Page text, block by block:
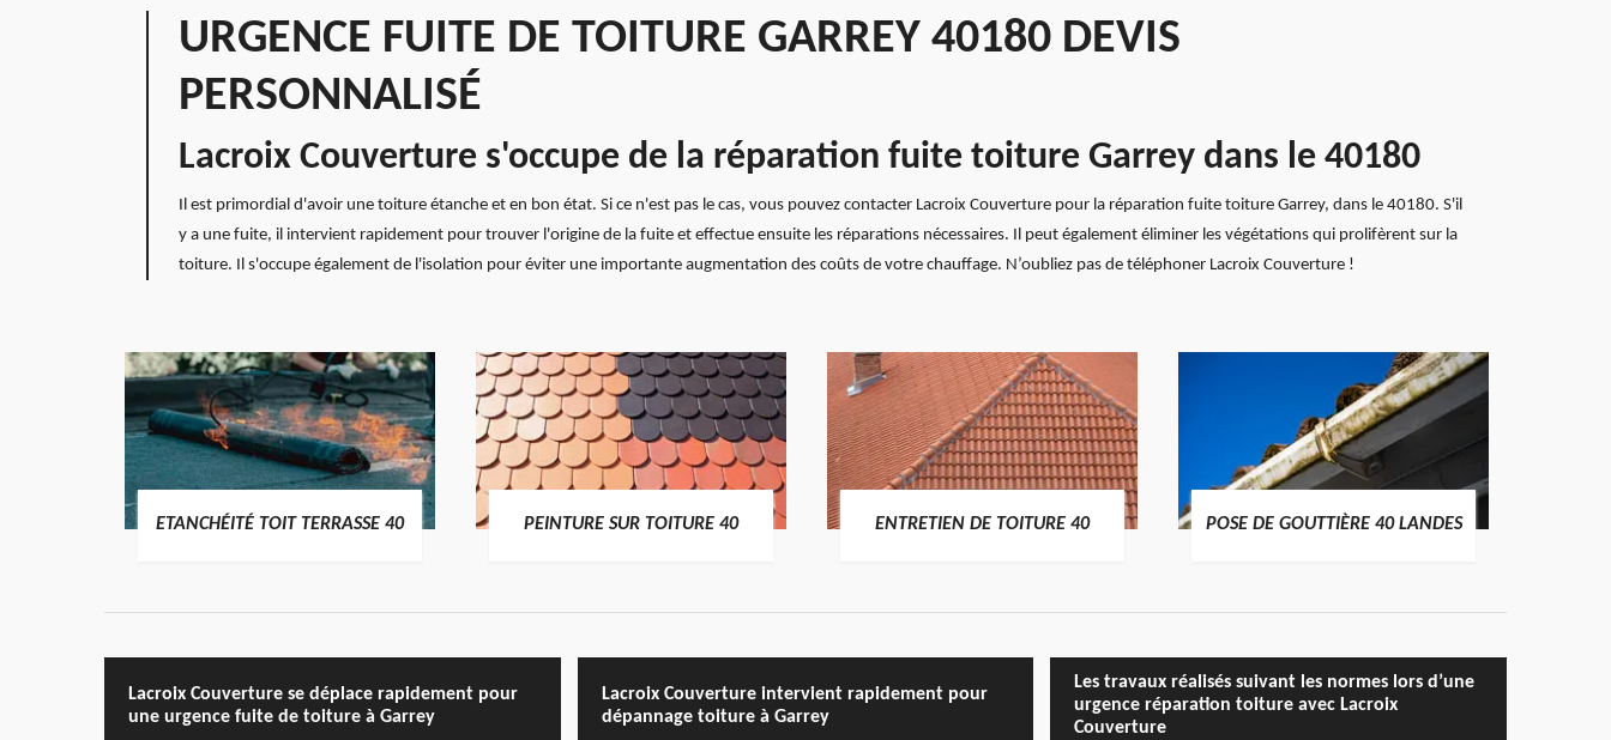
URGENCE FUITE DE TOITURE GARREY 40180 DEVIS
PERSONNALISÉ
Lacroix Couverture s'occupe de la réparation fuite toiture Garrey dans le 40180
Il est primordial d'avoir une toiture étanche et en bon état. Si ce n'est pas le cas, vous pouvez contacter Lacroix Couverture pour la réparation fuite toiture Garrey, dans le 40180. S'il
y a une fuite, il intervient rapidement pour trouver l'origine de la fuite et effectue ensuite les réparations nécessaires. Il peut également éliminer les végétations qui prolifèrent sur la
toiture. Il s'occupe également de l'isolation pour éviter une importante augmentation des coûts de votre chauffage. N’oubliez pas de téléphoner Lacroix Couverture !
ETANCHÉITÉ TOIT TERRASSE 40 PEINTURE SUR TOITURE 40 ENTRETIEN DE TOITURE 40 POSE DE GOUTTIÈRE 40 LANDES
Lacroix Couverture se déplace rapidement pour
une urgence fuite de toiture à Garrey
Lacroix Couverture intervient rapidement pour
dépannage toiture à Garrey
Les travaux réalisés suivant les normes lors d’une
urgence réparation toiture avec Lacroix
Couverture